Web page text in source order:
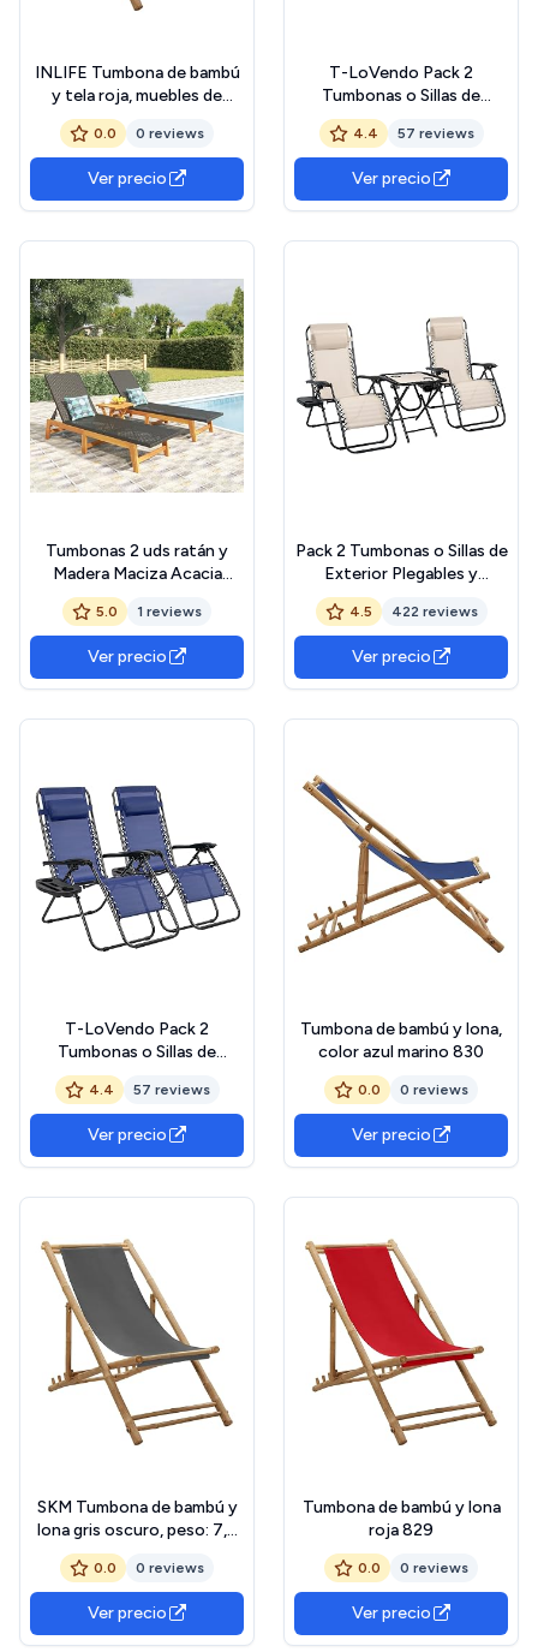
INLIFE Tumbona de bambú
y tela roja, muebles de
jardín (7,5 kg)
0.0 0 reviews
Ver precio
T-LoVendo Pack 2
Tumbonas o Sillas de
Exterior Plegables para
jardín, Playa, Piscina,
terraza. Gravedad Zero 2
Unidades, Acero Ligero,
Portavasos y
4.4 57 reviews
Ver precio
Tumbonas 2 uds ratán y
Madera Maciza Acacia
marrón y Negro, Tumbonas
Jardin Exterior, Tumbona
Piscina, Sun Lounger,
Tumbonas De Jardin, Cama
Jardin Exterior, Tumbona
5.0 1 reviews
Ver precio
Pack 2 Tumbonas o Sillas de
Exterior Plegables y
reclinables con mesita para
jardín, Playa, Piscina,
terraza. Gravedad Zero 2
Unidades, Acero Ligero,
Portavasos y
4.5 422 reviews
Ver precio
T-LoVendo Pack 2
Tumbonas o Sillas de
Exterior Plegables para
jardín, Playa, Piscina,
terraza. Gravedad Zero 2
Unidades, Acero Ligero,
Portavasos y
4.4 57 reviews
Ver precio
Tumbona de bambú y lona,
color azul marino 830
0.0 0 reviews
Ver precio
SKM Tumbona de bambú y
lona gris oscuro, peso: 7,5
kg, 313018
0.0 0 reviews
Ver precio
Tumbona de bambú y lona
roja 829
0.0 0 reviews
Ver precio